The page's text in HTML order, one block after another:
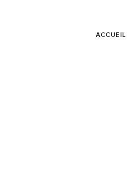
ACCUEIL